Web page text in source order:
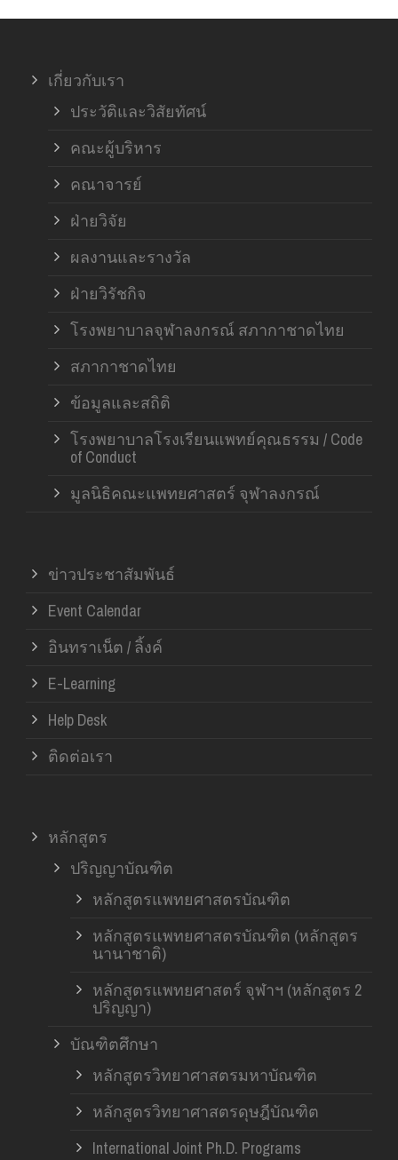
เกี่ยวกับเรา
ประวัติและวิสัยทัศน์
คณะผู้บริหาร
คณาจารย์
ฝ่ายวิจัย
ผลงานและรางวัล
ฝ่ายวิรัชกิจ
โรงพยาบาลจุฬาลงกรณ์ สภากาชาดไทย
สภากาชาดไทย
ข้อมูลและสถิติ
โรงพยาบาลโรงเรียนแพทย์คุณธรรม / Code
of Conduct
มูลนิธิคณะแพทยศาสตร์ จุฬาลงกรณ์
ข่าวประชาสัมพันธ์
Event Calendar
อินทราเน็ต / ลิ้งค์
E-Learning
Help Desk
ติดต่อเรา
หลักสูตร
ปริญญาบัณฑิต
หลักสูตรแพทยศาสตรบัณฑิต
หลักสูตรแพทยศาสตรบัณฑิต (หลักสูตร
นานาชาติ)
หลักสูตรแพทยศาสตร์ จุฬาฯ (หลักสูตร 2
ปริญญา)
บัณฑิตศึกษา
หลักสูตรวิทยาศาสตรมหาบัณฑิต
หลักสูตรวิทยาศาสตรดุษฎีบัณฑิต
International Joint Ph.D. Programs